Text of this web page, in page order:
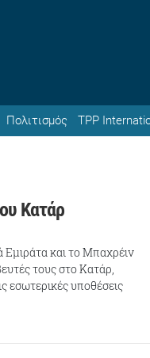
Πολιτισμός TPP
Κατάρ
και το Μπαχρέιν
τους στο Κατάρ,
εσωτερικές υποθέσεις